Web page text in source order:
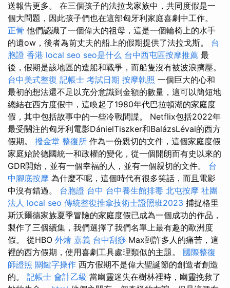
送報告更多。 在三個孩子的法拉戈家族中，共同度假是一
個大問題，因此孩子們也在這部匈牙利家庭喜劇中工作。
正骨 他們認識了一個偉大的祖母，這是一個輪椅上的水手
的遺ow，後者為前丈夫的船上的假期提供了法拉戈斯。 台
胞證 香港 local seo seo是什么 台中西屯區按摩推薦 最
後，假期是該地區的造船和戰爭，而船隻沒有被波浪擠壓。
台中美式整復 記帳士 考試日期 按摩執照 一個巨大的心和
最初的想法還不足以充分意識到金額的數量，這可以簡短地
總結在西方度假中，這喚起了1980年代巴拉頓湖的家庭度
假，其中包括故事中的一些冷戰間諜。 Netflix包括2022年
最受關注的匈牙利電影DánielTiszker和BalázsLévai的西方
假期。 撥金堂 整復所 作為一份親切的文件，這個家庭度假
家庭始於德國統一和政權的變化，從一個開朗而有史以來的
GDR開始，並有一個幸福的人，並有一個親切的文件。 台
中腳底按摩 為什麼不呢，這個時代有很多笑話，而且電影
中沒有錯過。 台胞證 台中 台中養生館排毒 北屯按摩 社團
法人 local seo 傳統整復推拿技術士證照班2023 捕捉格里
斯沃爾德家族夏季冒險的家庭度假已成為一個成功的作品，
製作了三個續集，我們選擇了我們名單上最有趣的歐洲度
假。 從HBO 外燴 嘉義 台中刮痧 Max到許多人的痛苦，這
裡的西方假期，使用喜劇工具處理類似的主題。 國際整復
師證照 關鍵字操作 西方假期不是偉大聖誕節的創造者創造
的。 記帳士 會計乙級 當幽靈迷失在樹林裡時，幽靈挽救了